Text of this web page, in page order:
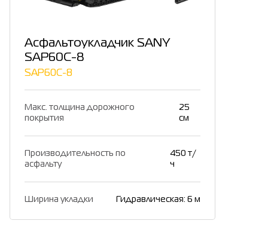
Асфальтоукладчик SANY
SAP60C-8
SAP60C-8
Макс. толщина дорожного
покрытия
25
см
Производительность по
асфальту
450 т/
ч
Ширина укладки Гидравлическая: 6 м